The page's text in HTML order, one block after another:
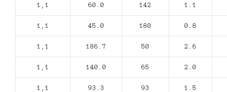
1,1 60.0 142 1.1
1,1 45.0 180 0.8
1,1 186.7 50 2.6
1,1 140.0 65 2.0
1,1 93.3 93 1.5